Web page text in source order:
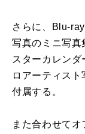
さらに、Blu-
写真のミニ写真
スターカレン
ロアーティス
付属する。
また合わせて